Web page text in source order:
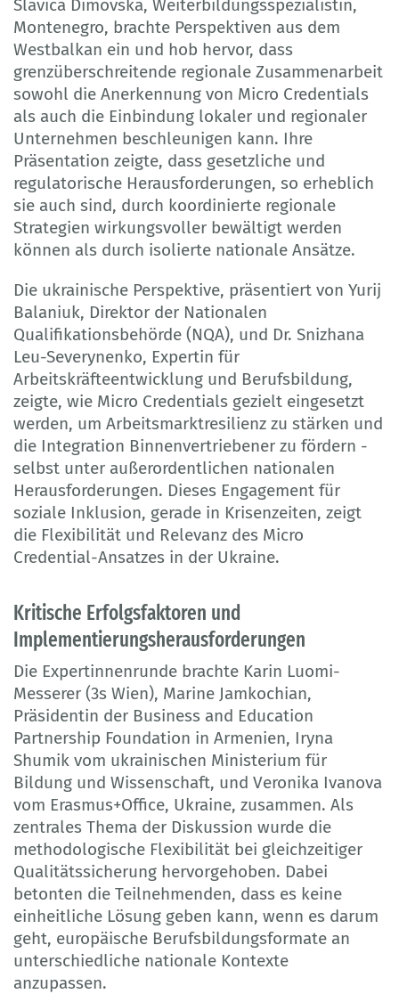
Slavica Dimovska, Weiterbildungsspezialistin,
Montenegro, brachte Perspektiven aus dem
Westbalkan ein und hob hervor, dass
grenzüberschreitende regionale Zusammenarbeit
sowohl die Anerkennung von Micro Credentials
als auch die Einbindung lokaler und regionaler
Unternehmen beschleunigen kann. Ihre
Präsentation zeigte, dass gesetzliche und
regulatorische Herausforderungen, so erheblich
sie auch sind, durch koordinierte regionale
Strategien wirkungsvoller bewältigt werden
können als durch isolierte nationale Ansätze.
Die ukrainische Perspektive, präsentiert von Yurij
Balaniuk, Direktor der Nationalen
Qualifikationsbehörde (NQA), und Dr. Snizhana
Leu-Severynenko, Expertin für
Arbeitskräfteentwicklung und Berufsbildung,
zeigte, wie Micro Credentials gezielt eingesetzt
werden, um Arbeitsmarktresilienz zu stärken und
die Integration Binnenvertriebener zu fördern -
selbst unter außerordentlichen nationalen
Herausforderungen. Dieses Engagement für
soziale Inklusion, gerade in Krisenzeiten, zeigt
die Flexibilität und Relevanz des Micro
Credential-Ansatzes in der Ukraine.
Kritische Erfolgsfaktoren und
Implementierungsherausforderungen
Die Expertinnenrunde brachte Karin Luomi-
Messerer (3s Wien), Marine Jamkochian,
Präsidentin der Business and Education
Partnership Foundation in Armenien, Iryna
Shumik vom ukrainischen Ministerium für
Bildung und Wissenschaft, und Veronika Ivanova
vom Erasmus+Office, Ukraine, zusammen. Als
zentrales Thema der Diskussion wurde die
methodologische Flexibilität bei gleichzeitiger
Qualitätssicherung hervorgehoben. Dabei
betonten die Teilnehmenden, dass es keine
einheitliche Lösung geben kann, wenn es darum
geht, europäische Berufsbildungsformate an
unterschiedliche nationale Kontexte
anzupassen.